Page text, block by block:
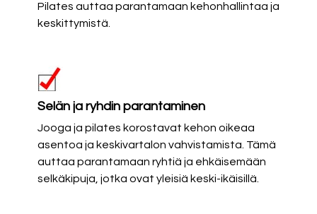
Pilates auttaa parantamaan kehonhallintaa ja
keskittymistä.
Selän ja ryhdin parantaminen
Jooga ja pilates korostavat kehon oikeaa
asentoa ja keskivartalon vahvistamista. Tämä
auttaa parantamaan ryhtiä ja ehkäisemään
selkäkipuja, jotka ovat yleisiä keski-ikäisillä.